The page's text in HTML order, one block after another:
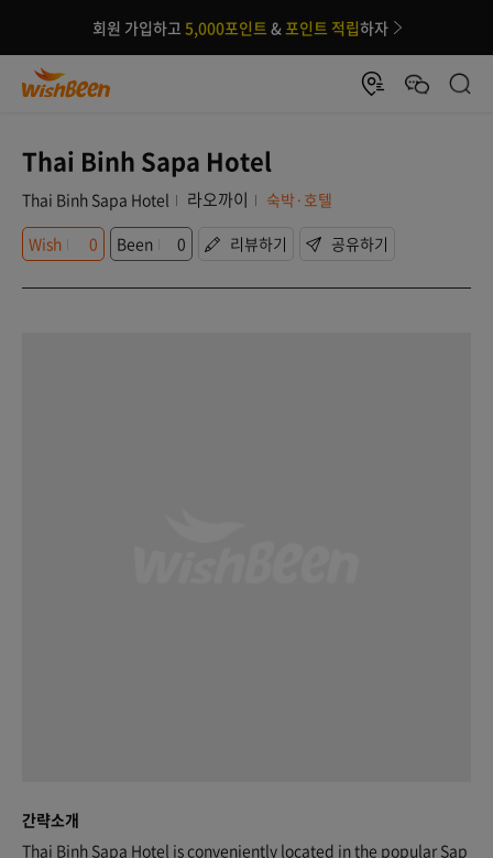
회원 가입하고 5,000포인트 &포인트 적립하자
Thai Binh Sapa Hotel
Thai Binh Sapa Hotel 라오까이
숙박·호텔
Wish
0 Been 0 리뷰하기 공유하기
간략소개
Thai Binh Sapa Hotel is conveniently located in the popular Sap